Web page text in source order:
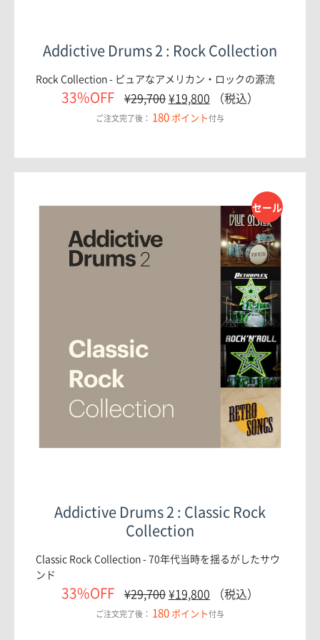
Addictive Drums 2 : Rock Collection
Rock Collection - ピュアなアメリカン・ロックの源流
33%OFF ¥29,700¥19,800 （税込）
ご注文完了後： 180 ポイント付与
セール
Addictive Drums 2 : Classic Rock
Collection
Classic Rock Collection - 70年代当時を揺るがしたサウ
ンド
33%OFF ¥29,700¥19,800 （税込）
ご注文完了後： 180 ポイント付与